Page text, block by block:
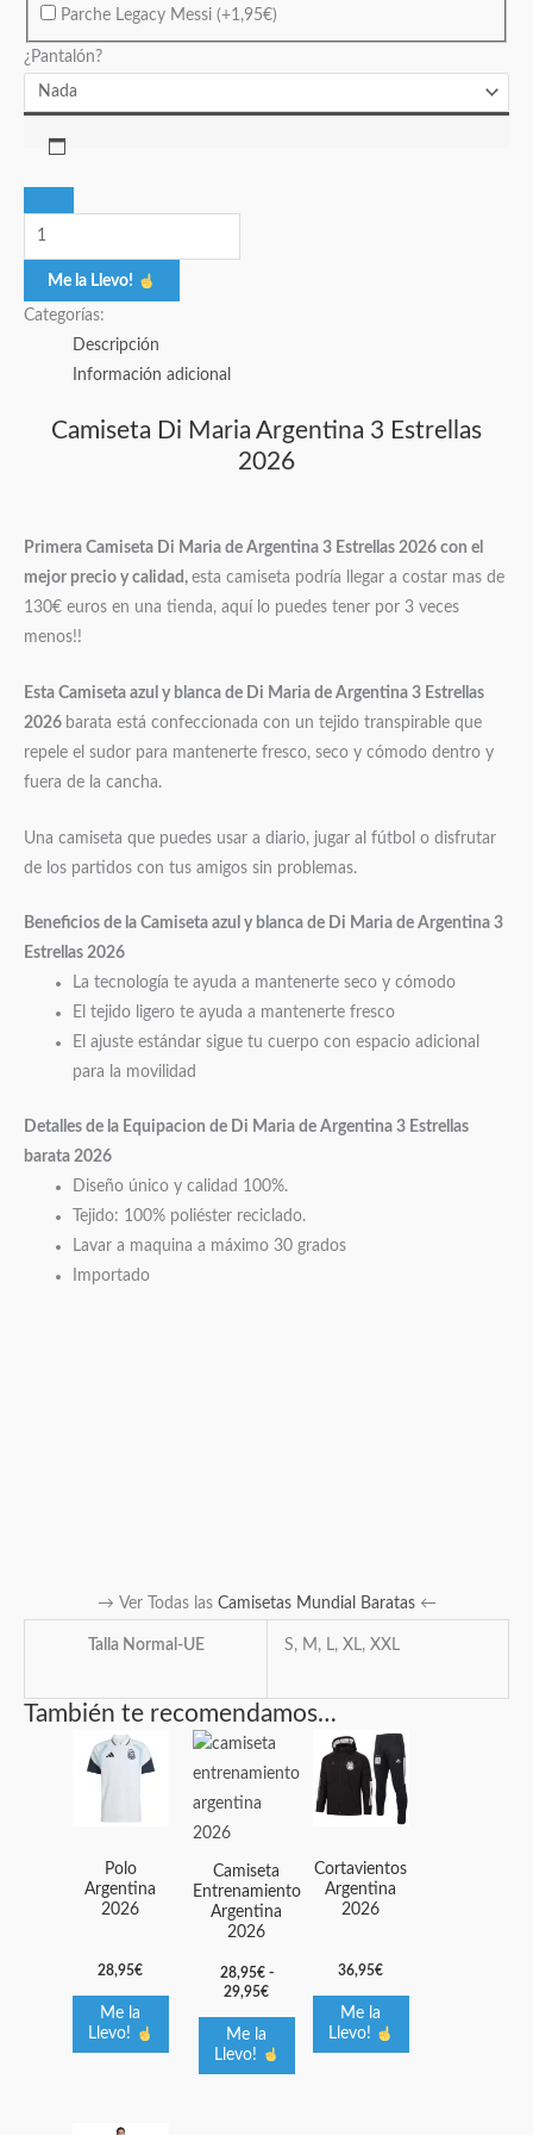
Parche Legacy Messi(+1,95€)
¿Pantalón?
Me la Llevo!
Categorías:
Descripción
Información adicional
Camiseta Di Maria Argentina 3 Estrellas
2026
Primera Camiseta Di Maria de Argentina 3 Estrellas 2026 con el
mejor precio y calidad, esta camiseta podría llegar a costar mas de
130€ euros en una tienda, aquí lo puedes tener por 3 veces
menos!!
Esta Camiseta azul y blanca de Di Maria de Argentina 3 Estrellas
2026 barata está confeccionada con un tejido transpirable que
repele el sudor para mantenerte fresco, seco y cómodo dentro y
fuera de la cancha.
Una camiseta que puedes usar a diario, jugar al fútbol o disfrutar
de los partidos con tus amigos sin problemas.
Beneficios de la Camiseta azul y blanca de Di Maria de Argentina 3
Estrellas 2026
La tecnología te ayuda a mantenerte seco y cómodo
El tejido ligero te ayuda a mantenerte fresco
El ajuste estándar sigue tu cuerpo con espacio adicional
para la movilidad
Detalles de la Equipacion de Di Maria de Argentina 3 Estrellas
barata 2026
Diseño único y calidad 100%.
Tejido: 100% poliéster reciclado.
Lavar a maquina a máximo 30 grados
Importado
→ Ver Todas las Camisetas Mundial Baratas←
Talla Normal-UE S, M, L, XL, XXL
También te recomendamos…
Polo
Argentina
2026
28,95€
Me la
Llevo!
Este
producto
variantes.
Las
elegir
en
de
Camiseta
Entrenamiento
Argentina
2026
28,95€ -
29,95€
Rango
precios:
Me la
Llevo!
Este
producto
tiene
variantes.
Las
opciones
pueden
en
la
Cortavientos
Argentina
2026
36,95€
Me la
Llevo!
Este
producto
tiene
variantes.
Las
elegir
en